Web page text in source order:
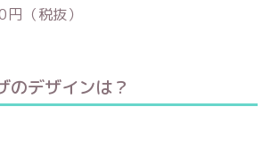
（税抜）
のデザインは？